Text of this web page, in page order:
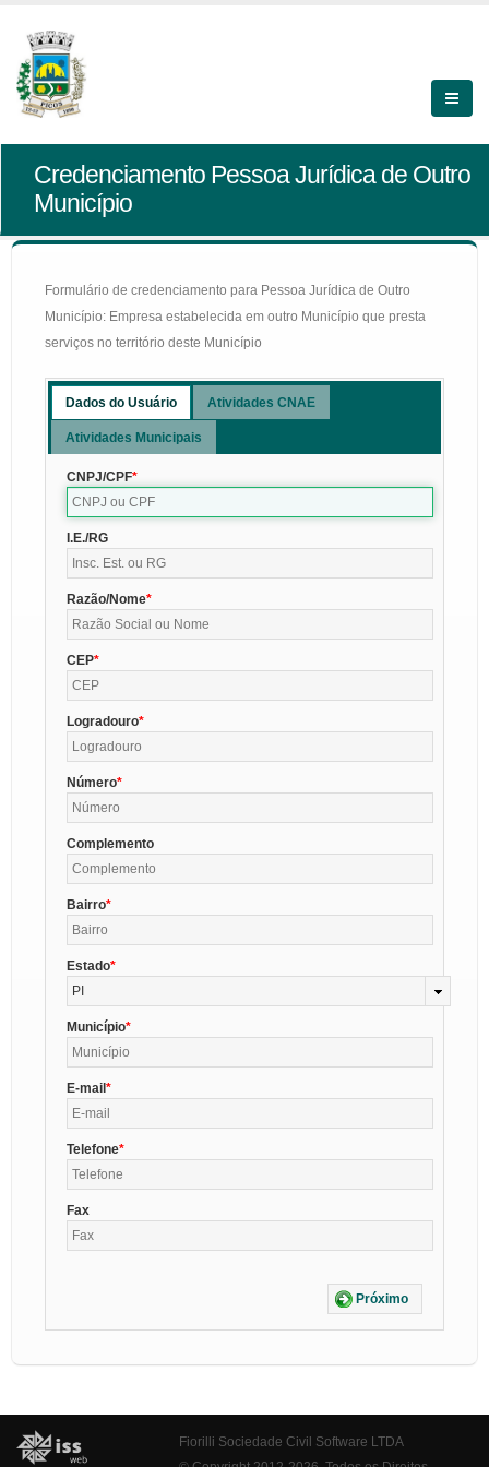
Credenciamento Pessoa Jurídica de Outro
Município
Formulário de credenciamento para Pessoa Jurídica de Outro
Município: Empresa estabelecida em outro Município que presta
serviços no território deste Município
Dados do Usuário Atividades CNAE
Atividades Municipais
CNPJ/CPF
I.E./RG
Razão/Nome
CEP
Logradouro
Número
Complemento
Bairro
Estado
PI
Município
E-mail
Telefone
Fax
Próximo
Fiorilli Sociedade Civil Software LTDA